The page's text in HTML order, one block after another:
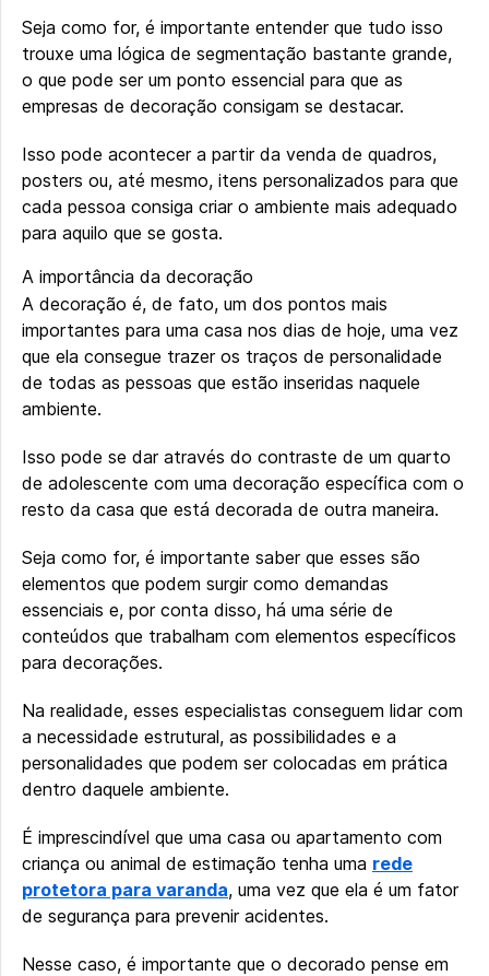
Seja como for, é importante entender que tudo isso
trouxe uma lógica de segmentação bastante grande,
o que pode ser um ponto essencial para que as
empresas de decoração consigam se destacar.
Isso pode acontecer a partir da venda de quadros,
posters ou, até mesmo, itens personalizados para que
cada pessoa consiga criar o ambiente mais adequado
para aquilo que se gosta.
A importância da decoração
A decoração é, de fato, um dos pontos mais
importantes para uma casa nos dias de hoje, uma vez
que ela consegue trazer os traços de personalidade
de todas as pessoas que estão inseridas naquele
ambiente.
Isso pode se dar através do contraste de um quarto
de adolescente com uma decoração específica com o
resto da casa que está decorada de outra maneira.
Seja como for, é importante saber que esses são
elementos que podem surgir como demandas
essenciais e, por conta disso, há uma série de
conteúdos que trabalham com elementos específicos
para decorações.
Na realidade, esses especialistas conseguem lidar com
a necessidade estrutural, as possibilidades e a
personalidades que podem ser colocadas em prática
dentro daquele ambiente.
É imprescindível que uma casa ou apartamento com
criança ou animal de estimação tenha uma rede
protetora para varanda, uma vez que ela é um fator
de segurança para prevenir acidentes.
Nesse caso, é importante que o decorado pense em